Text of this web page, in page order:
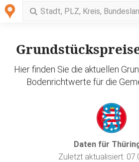
Hier finden Sie die aktuellen
Bodenrichtwerte für die
Daten für
Zuletzt aktualisiert: